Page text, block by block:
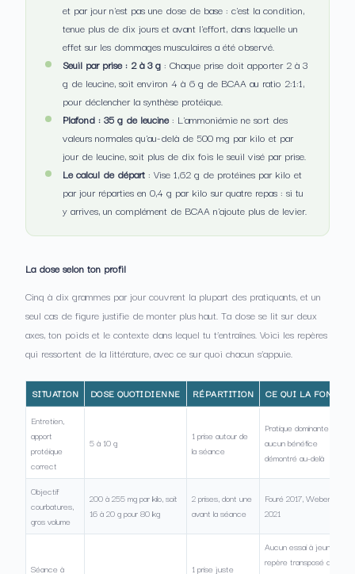
et par jour n'est pas une dose de base : c'est la condition,
tenue plus de dix jours et avant l'effort, dans laquelle un
effet sur les dommages musculaires a été observé.
Seuil par prise : 2 à 3 g : Chaque prise doit apporter 2 à 3
g de leucine, soit environ 4 à 6 g de BCAA au ratio 2:1:1,
pour déclencher la synthèse protéique.
Plafond : 35 g de leucine: L'ammoniémie ne sort des
valeurs normales qu'au-delà de 500 mg par kilo et par
jour de leucine, soit plus de dix fois le seuil visé par prise.
Le calcul de départ : Vise 1,62 g de protéines par kilo et
par jour réparties en 0,4 g par kilo sur quatre repas : si tu
y arrives, un complément de BCAA n'ajoute plus de levier.
La dose selon ton profil
Cinq à dix grammes par jour couvrent la plupart des pratiquants, et un
seul cas de figure justifie de monter plus haut. Ta dose se lit sur deux
axes, ton poids et le contexte dans lequel tu t’entraînes. Voici les repères
qui ressortent de la littérature, avec ce sur quoi chacun s’appuie.
SITUATION DOSE QUOTIDIENNE RÉPARTITION
CE QUI LA FONDE
Entretien,
apport
protéique
correct
5 à 10 g
1 prise autour de
la séance
Pratique dominante,
aucun bénéfice
démontré au-delà
Objectif
courbatures,
gros volume
200 à 255 mg par kilo, soit
16 à 20 g pour 80 kg
2 prises, dont une
avant la séance
Fouré 2017, Weber
2021
Séance à
1 prise juste
Aucun essai à jeun ;
repère transposé de